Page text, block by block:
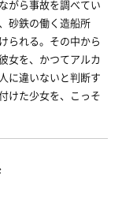
がら事故を調べてい
砂鉄の働く造船所
られる。その中から
女を、かつてアルカ
に違いないと判断す
けた少女を、こっそ